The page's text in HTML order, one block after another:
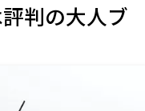
判の大人ブ